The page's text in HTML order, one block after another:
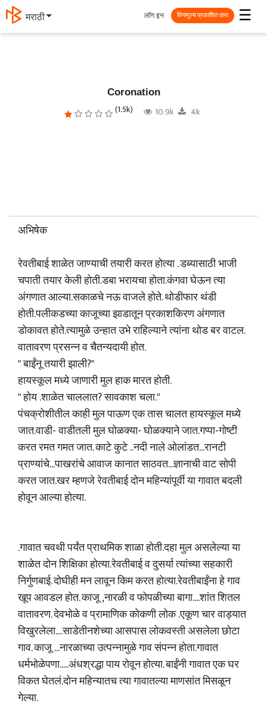
मराठी ☰
लॉग इन विनामूल्य प्रकाशित करा
Coronation
(1.5k) 10.9k 4k
अभिषेक
रेवतीबाई शाळेत जाण्याची तयारी करत होत्या . डब्यासाठी भाजी
चपाती तयार केली होती.डबा भरायचा होता.कंगवा घेऊन त्या
अंगणात आल्या.सकाळचे नऊ वाजले होते. थोडीफार थंडी
होती.पलीकडच्या काजूच्या झाडातून प्रकाशकिरण अंगणात
डोकावत होते.त्यामुळे उन्हात उभे राहिल्याने त्यांना थोड बर वाटल.
वातावरण प्रसन्न व चैतन्यदायी होत.
" बाईंनू तयारी झाली?"
हायस्कूल मध्ये जाणारी मुल हाक मारत होती.
" होय .शाळेत चाललात? सावकाश चला."
पंचक्रोशीतील काही मुल पाऊण एक तास चालत हायस्कूल मध्ये
जात.वाडी- वाडीतली मुल घोळक्या- घोळक्याने जात.गप्पा-गोष्टी
करत रमत गमत जात. काटे कुटे ..नदी नाले ओलांडत...रानटी
प्राण्यांचे...पाखरांचे आवाज कानात साठवत...ज्ञानाची वाट सोपी
करत जात.खर म्हणजे रेवतीबाई दोन महिन्यांपूर्वी या गावात बदली
होवून आल्या होत्या.
.गावात चवथी पर्यंत प्राथमिक शाळा होती.दहा मुल असलेल्या या
शाळेत दोन शिक्षिका होत्या.रेवतीबाई व दुसर्या त्यांच्या सहकारी
निर्गुणबाई. दोघीही मन लावून किम करत होत्या.रेवतीबाईंना हे गाव
खूप आवडल होत. काजू ,नारळी व फोपळीच्या बागा....शांत शितल
वातावरण. देवभोळे व प्रामाणिक कोकणी लोक .एकूण चार वाड्यात
विखुरलेला....साडेतीनशेच्या आसपास लोकवस्ती असलेला छोटा
गाव. काजू ...नारळाच्या उत्पन्नामुळे गाव संपन्न होता.गावात
धर्मभोळेपणा.....अंधश्रद्धा पाय रोवून होत्या. बाईंनी गावात एक घर
विकत घेतलं.दोन महिन्यातच त्या गावातल्या माणसांत मिसळून
गेल्या.